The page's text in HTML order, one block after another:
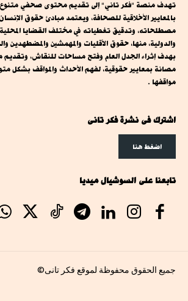
تهدف منصة "فكر تاني" إلى تقديم محتوى صحفي متنوع
بالمعايير الأخلاقية للصحافة، ويعتمد مبادئ حقوق
مصطلحاته، وتدقيق تغطياته في مختلف القضايا المحلية
والدولية، منها، حقوق الأقليات والمهمشين والمضطهدين
بهدف إثراء الجدل العام وفتح مساحات للنقاش،
مصانة بمعايير حقوقية، لفهم الأحداث والمواقف بشكل
مواقفها .
اشترك فى نشرة فكر تانى
اضغط هنا
تابعنا على السوشيال ميديا
جميع الحقوق محفوظة لموقع فكر تانى©